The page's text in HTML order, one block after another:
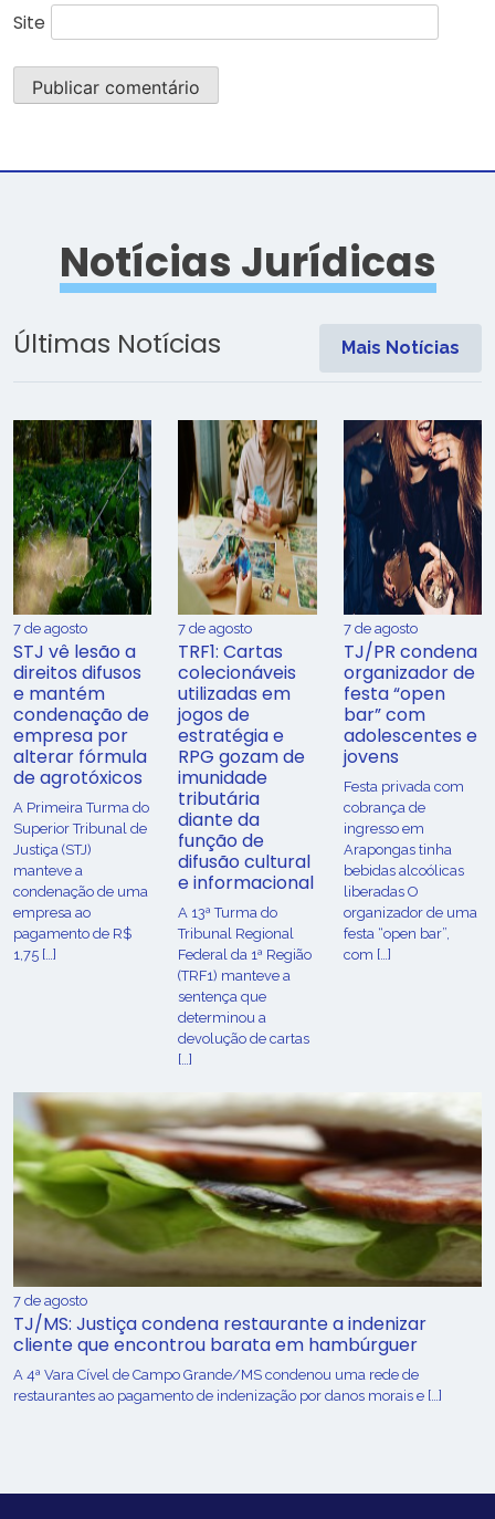
Site
Notícias Jurídicas
Últimas Notícias Mais Notícias
7 de agosto
STJ vê lesão a
direitos difusos
e mantém
condenação de
empresa por
alterar fórmula
de agrotóxicos
​A Primeira Turma do
Superior Tribunal de
Justiça (STJ)
manteve a
condenação de uma
empresa ao
pagamento de R$
1,75 […]
7 de agosto
TRF1: Cartas
colecionáveis
utilizadas em
jogos de
estratégia e
RPG gozam de
imunidade
tributária
diante da
função de
difusão cultural
e informacional
A 13ª Turma do
Tribunal Regional
Federal da 1ª Região
(TRF1) manteve a
sentença que
determinou a
devolução de cartas
[…]
7 de agosto
TJ/PR condena
organizador de
festa “open
bar” com
adolescentes e
jovens
Festa privada com
cobrança de
ingresso em
Arapongas tinha
bebidas alcoólicas
liberadas O
organizador de uma
festa “open bar”,
com […]
7 de agosto
TJ/MS: Justiça condena restaurante a indenizar
cliente que encontrou barata em hambúrguer
A 4ª Vara Cível de Campo Grande/MS condenou uma rede de
restaurantes ao pagamento de indenização por danos morais e […]